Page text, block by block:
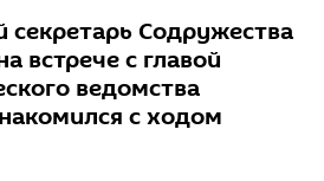
Содружества
встрече с главой
ведомства
с ходом